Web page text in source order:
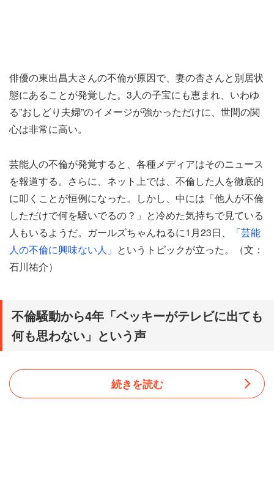
俳優の東出昌大さんの不倫が原因で、妻の杏さんと別居状
態にあることが発覚した。3人の子宝にも恵まれ、いわゆ
る”おしどり夫婦”のイメージが強かっただけに、世間の関
心は非常に高い。
芸能人の不倫が発覚すると、各種メディアはそのニュース
を報道する。さらに、ネット上では、不倫した人を徹底的
に叩くことが恒例になった。しかし、中には「他人が不倫
しただけで何を騒いでるの？」と冷めた気持ちで見ている
人もいるようだ。ガールズちゃんねるに1月23日、
「芸能
人の不倫に興味ない人」 というトピックが立った。（文：
石川祐介）
不倫騒動から4年「ベッキーがテレビに出ても
何も思わない」という声
続きを読む